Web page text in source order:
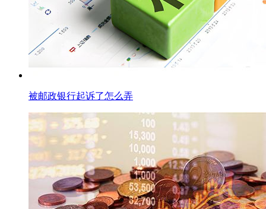
被邮政银行起诉了怎么弄